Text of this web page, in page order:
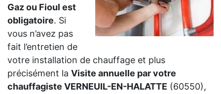
Gaz ou Fioul est
obligatoire. Si
vous n’avez pas
fait l’entretien de
votre installation de chauffage et plus
précisément la Visite annuelle par votre
chauffagiste VERNEUIL-EN-HALATTE (60550),